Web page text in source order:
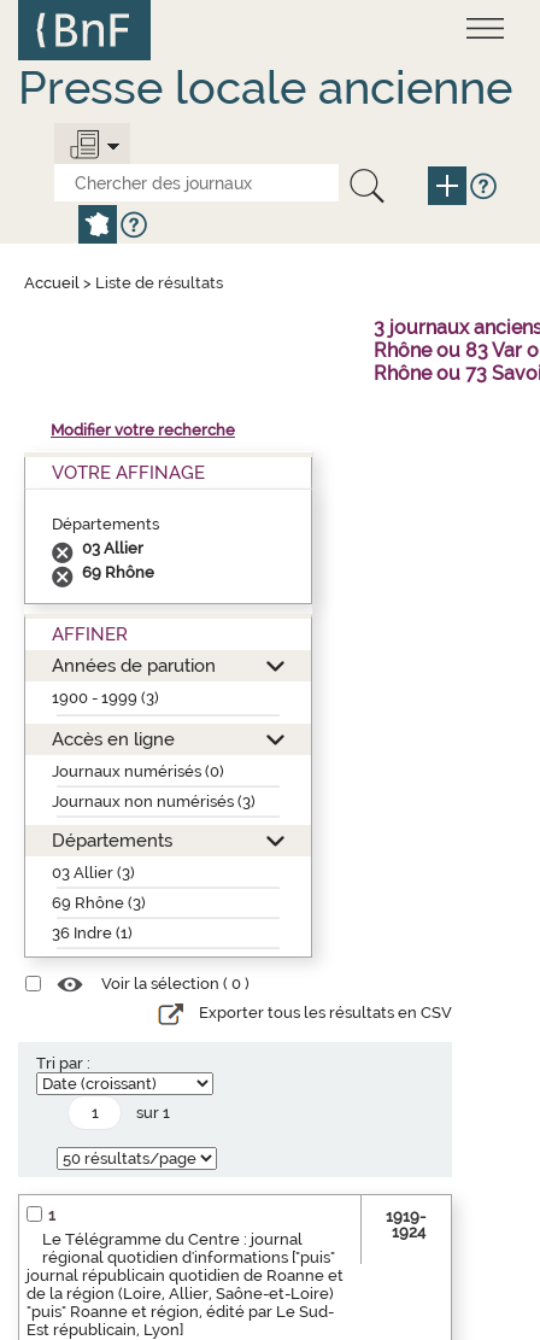
contenu
principal
Presse locale ancienne
Accueil > Liste de résultats
3 journaux
Rhône ou 83 Var
Rhône ou 73
Modifier votre recherche
VOTRE AFFINAGE
Départements
03 Allier
69 Rhône
AFFINER
Années de parution
1900 - 1999 (3)
Accès en ligne
Journaux numérisés (0)
Journaux non numérisés (3)
Départements
03 Allier (3)
69 Rhône (3)
36 Indre (1)
Voir la sélection ( 0 )
Exporter tous les résultats en CSV
Tri par :
sur 1
1
Le Télégramme du Centre : journal
régional quotidien d'informations ["puis"
journal républicain quotidien de Roanne et
de la région (Loire, Allier, Saône-et-Loire)
"puis" Roanne et région, édité par Le Sud-
Est républicain, Lyon]
1919-
1924
Panneau de gestion des cookies